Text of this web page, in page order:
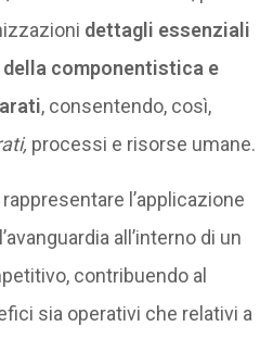
dettagli essenziali
componentistica e
, consentendo, così,
processi e risorse umane.
l’applicazione
all’interno di un
contribuendo al
sia operativi che relativi a